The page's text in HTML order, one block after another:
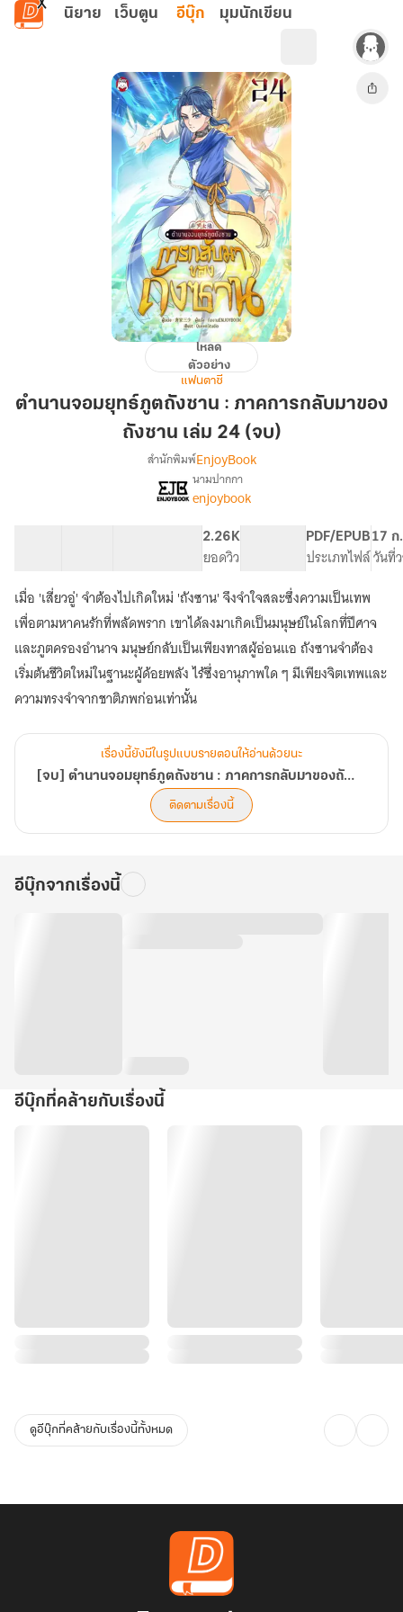
ข้ามไปยังเนื้อหาหลัก
นิยาย เว็บตูน อีบุ๊ก มุมนักเขียน
ตำนาน
ยุทธ์
ภูต
ถัง
การก
มา
ของ
ถัง
ซาน
เล่ม
24
(จบ)
โหลด
ตัวอย่าง
แฟนตาซี
ตำนานจอมยุทธ์ภูตถังซาน : ภาคการกลับมาของ
ถังซาน เล่ม 24 (จบ)
เรื่อง [จบ]
ตำนาน
จอม
ยุทธ์
ภูต
ถัง
ซาน
:
ภาค
การก
ลับ
มา
ซาน
สำนักพิมพ์EnjoyBook
นามปากกา
enjoybook
2.26K
ยอดวิว
PDF/EPUB
ประเภทไฟล์
17
วันที่
เมื่อ 'เสี่ยวอู่' จำต้องไปเกิดใหม่ 'ถังซาน' จึงจำใจสละซึ่งความเป็นเทพ
เพื่อตามหาคนรักที่พลัดพราก เขาได้ลงมาเกิดเป็นมนุษย์ในโลกที่ปีศาจ
และภูตครองอำนาจ มนุษย์กลับเป็นเพียงทาสผู้อ่อนแอ ถังซานจำต้อง
เริ่มต้นชีวิตใหม่ในฐานะผู้ด้อยพลัง ไร้ซึ่งอานุภาพใด ๆ มีเพียงจิตเทพและ
ความทรงจำจากชาติภพก่อนเท่านั้น
เรื่องนี้ยังมีในรูปแบบรายตอนให้อ่านด้วยนะ
[จบ] ตำนานจอมยุทธ์ภูตถังซาน : ภาคการกลับมาของถังซาน
ติดตามเรื่องนี้
อีบุ๊กจากเรื่องนี้
อีบุ๊กที่คล้ายกับเรื่องนี้
ดูอีบุ๊กที่คล้ายกับเรื่องนี้ทั้งหมด